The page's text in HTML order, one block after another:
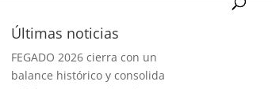
Últimas noticias
FEGADO 2026 cierra con un
balance histórico y consolida